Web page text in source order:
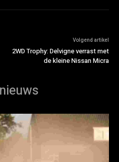
Volgend artikel
2WD Trophy: Delvigne verrast met
de kleine Nissan Micra